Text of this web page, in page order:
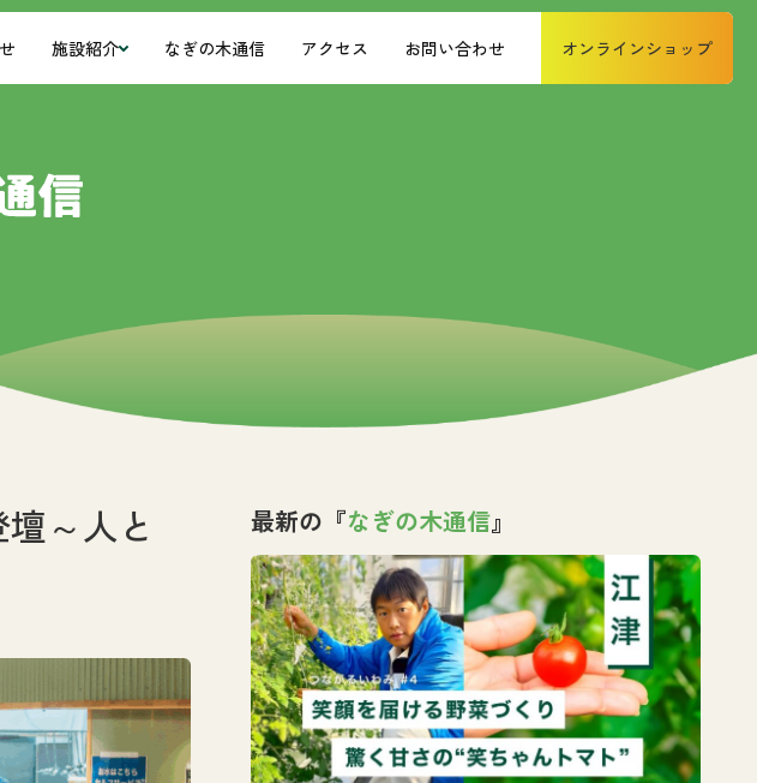
施設紹介 なぎの木通信 アクセス お問い合わせ オンラインショップ
～人と
最新の『なぎの木通信』